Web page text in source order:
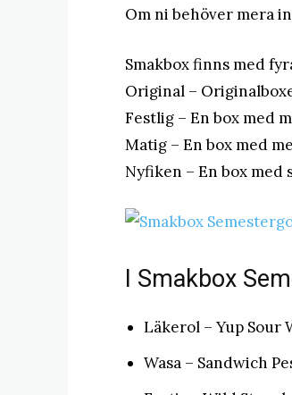
Om ni behöver mera
Smakbox finns med
Original –
Festlig – En box med
Matig – En box med
Nyfiken – En box med
I Smakbox
Läkerol – Yup Sour
Wasa – Sandwich